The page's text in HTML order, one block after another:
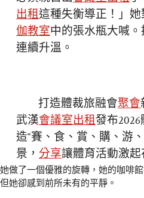
出租這種失衡導正！」
伽教室中的張水瓶大喊。
連續升溫。
打造體裁旅融會聚會
武漢會議室出租發布
造“賽、食、賞、購、游
景，分享讓體育活動激起
她做了一個優雅的旋轉，她的咖啡
但她卻感到前所未有的平靜。